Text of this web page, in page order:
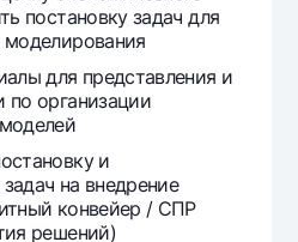
data
постановку задач для
моделирования
для представления и
организации
и
на внедрение
конвейер / СПР
решений)